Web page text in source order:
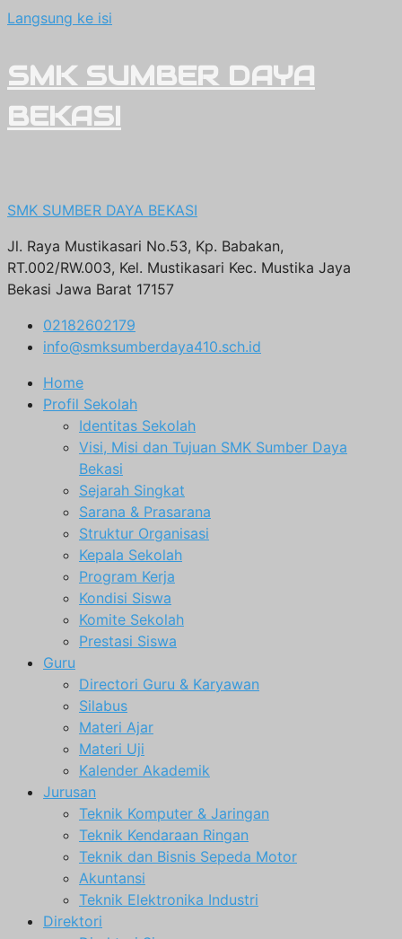
Langsung ke isi
SMK SUMBER DAYA
BEKASI
SMK SUMBER DAYA BEKASI
Jl. Raya Mustikasari No.53, Kp. Babakan,
RT.002/RW.003, Kel. Mustikasari Kec. Mustika Jaya
Bekasi Jawa Barat 17157
02182602179
info@smksumberdaya410.sch.id
Home
Profil Sekolah
Identitas Sekolah
Visi, Misi dan Tujuan SMK Sumber Daya
Bekasi
Sejarah Singkat
Sarana & Prasarana
Struktur Organisasi
Kepala Sekolah
Program Kerja
Kondisi Siswa
Komite Sekolah
Prestasi Siswa
Guru
Directori Guru & Karyawan
Silabus
Materi Ajar
Materi Uji
Kalender Akademik
Jurusan
Teknik Komputer & Jaringan
Teknik Kendaraan Ringan
Teknik dan Bisnis Sepeda Motor
Akuntansi
Teknik Elektronika Industri
Direktori